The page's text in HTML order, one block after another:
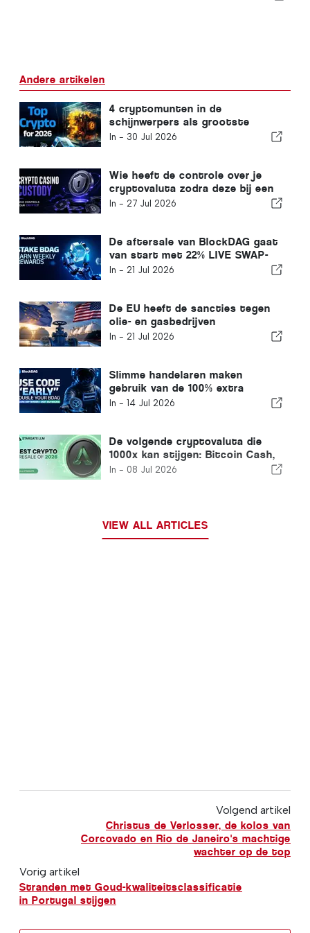
Andere artikelen
4 cryptomunten in de
schijnwerpers als grootste
stijgers: BlockDAG, Kaspa,
In - 30 Jul 2026
Wie heeft de controle over je
cryptovaluta zodra deze bij een
online casino terechtkomt?
In - 27 Jul 2026
De aftersale van BlockDAG gaat
van start met 22% LIVE SWAP-
korting, terwijl Hyperliquid
In - 21 Jul 2026
De EU heeft de sancties tegen
olie- en gasbedrijven
opgeschort. Hoe kun je via EX
verdienen?
In - 21 Jul 2026
Slimme handelaren maken
gebruik van de 100% extra
muntbonus van BlockDAG,
moeilijk heeft
In - 14 Jul 2026
De volgende cryptovaluta die
1000x kan stijgen: Bitcoin Cash,
Hedera, Litecoin en de
In - 08 Jul 2026
VIEW ALL ARTICLES
Volgend artikel
Christus de Verlosser, de kolos van
Corcovado en Rio de Janeiro's machtige
wachter op de top
Vorig artikel
Stranden met Goud-kwaliteitsclassificatie
in Portugal stijgen